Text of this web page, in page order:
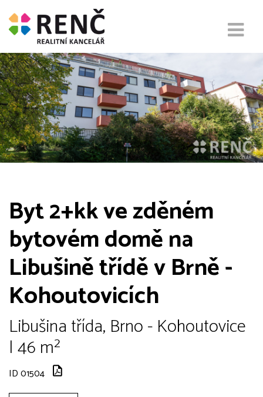
Byt 2+kk ve zděném
bytovém domě na
Libušině třídě v Brně -
Kohoutovicích
Libušina třída, Brno - Kohoutovice
| 46 m²
ID 01504